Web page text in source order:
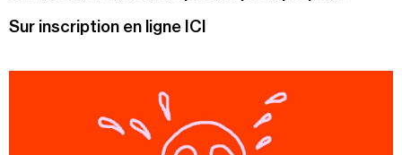
Cool Kids Space
Sur inscription en ligne ICI